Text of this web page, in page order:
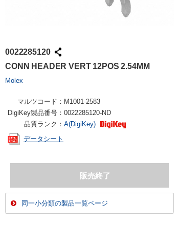
0022285120
CONN HEADER VERT 12POS 2.54MM
Molex
マルツコード： M1001-2583
DigiKey製品番号： 0022285120-ND
品質ランク： A(DigiKey)
データシート
同一小分類の製品一覧ページ